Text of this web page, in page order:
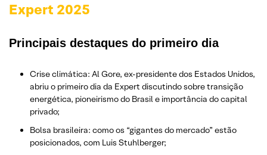
Expert 2025
Principais destaques do primeiro dia
Crise climática: Al Gore, ex-presidente dos Estados Unidos,
abriu o primeiro dia da Expert discutindo sobre transição
energética, pioneirismo do Brasil e importância do capital
privado;
Bolsa brasileira: como os “gigantes do mercado” estão
posicionados, com Luis Stuhlberger;